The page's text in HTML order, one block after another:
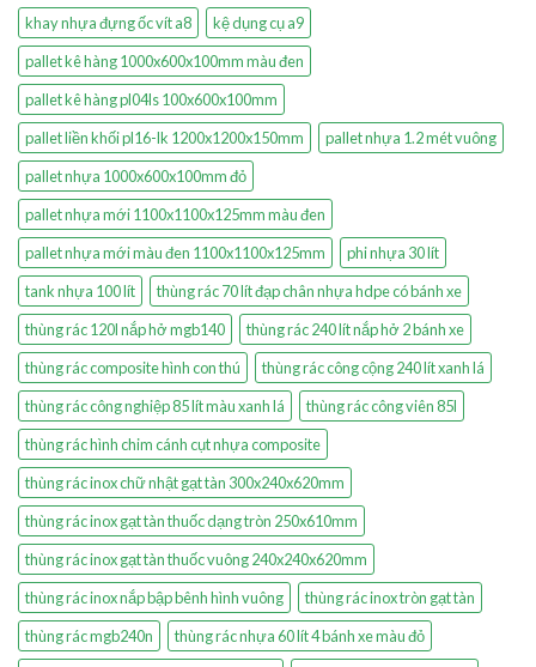
khay nhựa đựng ốc vít a8
kệ dụng cụ a9
pallet kê hàng 1000x600x100mm màu đen
pallet kê hàng pl04ls 100x600x100mm
pallet liền khối pl16-lk 1200x1200x150mm
pallet nhựa 1.2 mét vuông
pallet nhựa 1000x600x100mm đỏ
pallet nhựa mới 1100x1100x125mm màu đen
pallet nhựa mới màu đen 1100x1100x125mm
phi nhựa 30 lít
tank nhựa 100 lít
thùng rác 70 lít đạp chân nhựa hdpe có bánh xe
thùng rác 120l nắp hở mgb140
thùng rác 240 lít nắp hở 2 bánh xe
thùng rác composite hình con thú
thùng rác công cộng 240 lít xanh lá
thùng rác công nghiệp 85 lít màu xanh lá
thùng rác công viên 85l
thùng rác hình chim cánh cụt nhựa composite
thùng rác inox chữ nhật gạt tàn 300x240x620mm
thùng rác inox gạt tàn thuốc dạng tròn 250x610mm
thùng rác inox gạt tàn thuốc vuông 240x240x620mm
thùng rác inox nắp bập bênh hình vuông
thùng rác inox tròn gạt tàn
thùng rác mgb240n
thùng rác nhựa 60 lít 4 bánh xe màu đỏ